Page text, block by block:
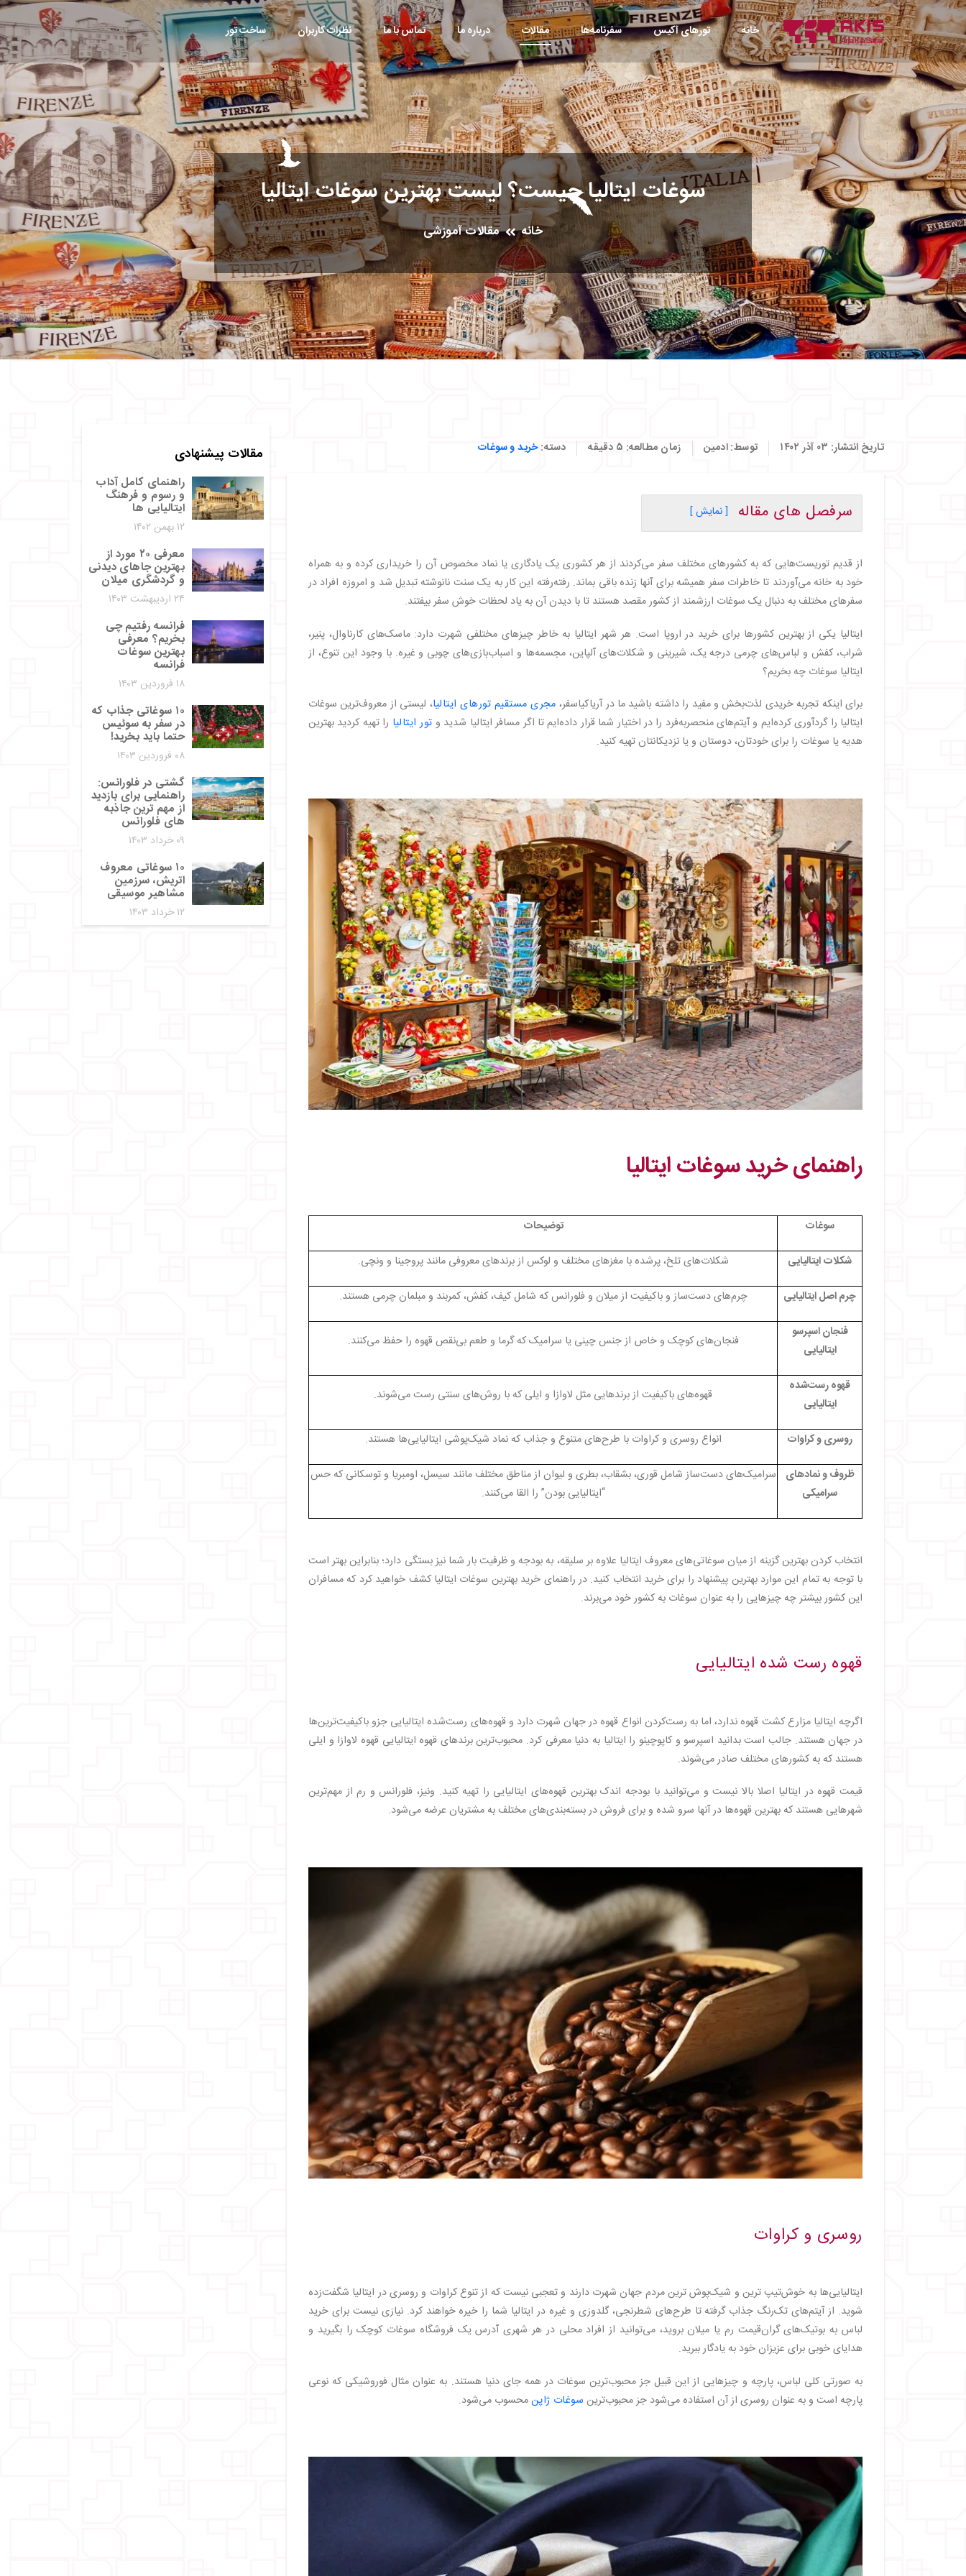
خانه تورهای آکیس سفرنامه‌ها مقالات درباره ما تماس با ما نظرات کاربران ساخت تور
سوغات ایتالیا چیست؟ لیست بهترین سوغات ایتالیا
خانه مقالات آموزشی
مقالات پیشنهادی
راهنمای کامل آداب‌
و رسوم و فرهنگ
ایتالیایی‌ ها
۱۲ بهمن ۱۴۰۲
معرفی ۲۰ مورد از
بهترین جاهای دیدنی
و گردشگری میلان
۲۴ اردیبهشت ۱۴۰۳
فرانسه رفتیم چی
بخریم؟ معرفی
بهترین سوغات
فرانسه
۱۸ فروردین ۱۴۰۳
۱۰ سوغاتی جذاب که
در سفر به سوئیس
حتما باید بخرید!
۰۸ فروردین ۱۴۰۳
گشتی در فلورانس:
راهنمایی برای بازدید
از مهم‌ ترین جاذبه‌
های فلورانس
۰۹ خرداد ۱۴۰۳
۱۰ سوغاتی معروف
اتریش، سرزمین
مشاهیر موسیقی
۱۲ خرداد ۱۴۰۳
تاریخ انتشار: ۰۳ آذر ۱۴۰۲ توسط:ادمین زمان مطالعه: ۵ دقیقه دسته:خرید و سوغات
سرفصل های مقاله
[ نمایش ]
・راهنمای خرید سوغات ایتالیا
قهوه رست‌ شده ایتالیایی
・ روسری و کراوات
・ ظروف و نمادهای سرامیکی
・ شکلات ایتالیایی
・چرم اصل ایتالیایی
・ فنجان اسپرسو ایتالیایی
・
بهترین سوغات هر شهر ایتالیا را کشف کنید
سوغات رم ایتالیا
・
پاستای دست‌ساز
・
کوکی و شیرینی
・ سرکه بالزامیک
سوغات میلان ایتالیا
سوغات ونیز ایتالیا
・
شیشه‌های رنگی مورانو
・کاغذهای مرمر ونیزی
・ماسک‌های ونیزی
・سوغات تورین ایتالیا
・نکات مهم خرید سوغات در ایتالیا
・شکلات‌های جیاندویا
・قهوه اسپرسو تورینی
・ایتالیا کشوری شگفت‌ انگیز برای عاشقان خرید
از قدیم توریست‌هایی که به کشورهای مختلف سفر می‌کردند از هر کشوری یک یادگاری یا نماد مخصوص آن را خریداری کرده و به همراه
خود به خانه می‌آوردند تا خاطرات سفر همیشه برای آنها زنده باقی بماند. رفته‌رفته این کار به یک سنت نانوشته تبدیل شد و امروزه افراد در
سفرهای مختلف به دنبال یک سوغات ارزشمند از کشور مقصد هستند تا با دیدن آن به یاد لحظات خوش سفر بیفتند.
ایتالیا یکی از بهترین کشورها برای خرید در اروپا است. هر شهر ایتالیا به‌ خاطر چیزهای مختلفی شهرت دارد: ماسک‌های کارناوال، پنیر،
شراب، کفش و لباس‌های چرمی درجه یک، شیرینی و شکلات‌های آلپاین، مجسمه‌ها و اسباب‌بازی‌های چوبی و غیره. با وجود این تنوع، از
ایتالیا سوغات چه بخریم؟
برای اینکه تجربه خریدی لذت‌بخش و مفید را داشته باشید ما در آریاکیاسفر، مجری مستقیم تورهای ایتالیا، لیستی از معروف‌ترین سوغات
ایتالیا را گردآوری کرده‌ایم و آیتم‌های منحصربه‌فرد را در اختیار شما قرار داده‌ایم تا اگر مسافر ایتالیا شدید و تور ایتالیا را تهیه کردید بهترین
هدیه یا سوغات را برای خودتان، دوستان و یا نزدیکانتان تهیه کنید.
راهنمای خرید سوغات ایتالیا
سوغات توضیحات
شکلات ایتالیایی شکلات‌های تلخ، پرشده با مغزهای مختلف و لوکس از برندهای معروفی مانند پروجینا و ونچی.
چرم اصل ایتالیایی چرم‌های دست‌ساز و باکیفیت از میلان و فلورانس که شامل کیف، کفش، کمربند و مبلمان چرمی هستند.
فنجان اسپرسو
ایتالیایی
فنجان‌های کوچک و خاص از جنس چینی یا سرامیک که گرما و طعم بی‌نقص قهوه را حفظ می‌کنند.
قهوه رست‌شده
ایتالیایی
قهوه‌های باکیفیت از برندهایی مثل لاوازا و ایلی که با روش‌های سنتی رست می‌شوند.
روسری و کراوات انواع روسری و کراوات با طرح‌های متنوع و جذاب که نماد شیک‌پوشی ایتالیایی‌ها هستند.
ظروف و نمادهای
سرامیکی
سرامیک‌های دست‌ساز شامل قوری، بشقاب، بطری و لیوان از مناطق مختلف مانند سیسل، اومبریا و توسکانی که حس
“ایتالیایی بودن” را القا می‌کنند.
انتخاب کردن بهترین گزینه از میان سوغاتی‌های معروف ایتالیا علاوه بر سلیقه، به بودجه و ظرفیت بار شما نیز بستگی دارد؛ بنابراین بهتر است
با توجه‌ به تمام این موارد بهترین پیشنهاد را برای خرید انتخاب کنید. در راهنمای خرید بهترین سوغات ایتالیا کشف خواهید کرد که مسافران
این کشور بیشتر چه چیزهایی را به‌ عنوان سوغات به کشور خود می‌برند.
قهوه رست‌ شده ایتالیایی
اگرچه ایتالیا مزارع کشت قهوه ندارد، اما به رست‌کردن انواع قهوه در جهان شهرت دارد و قهوه‌های رست‌شده ایتالیایی جزو باکیفیت‌ترین‌ها
در جهان هستند. جالب است بدانید اسپرسو و کاپوچینو را ایتالیا به دنیا معرفی کرد. محبوب‌ترین برندهای قهوه ایتالیایی قهوه لاوازا و ایلی
هستند که به کشورهای مختلف صادر می‌شوند.
قیمت قهوه در ایتالیا اصلا بالا نیست و می‌توانید با بودجه اندک بهترین قهوه‌های ایتالیایی را تهیه کنید. ونیز، فلورانس و رم از مهم‌ترین
شهرهایی هستند که بهترین قهوه‌ها در آنها سرو شده و برای فروش در بسته‌بندی‌های مختلف به مشتریان عرضه می‌شود.
روسری و کراوات
ایتالیایی‌ها به خوش‌تیپ‌ ترین و شیک‌پوش‌ ترین مردم جهان شهرت دارند و تعجبی نیست که از تنوع کراوات و روسری در ایتالیا شگفت‌زده
شوید. از آیتم‌های تک‌رنگ جذاب گرفته تا طرح‌های شطرنجی، گلدوزی و غیره در ایتالیا شما را خیره خواهند کرد. نیازی نیست برای خرید
لباس به بوتیک‌های گران‌قیمت رم یا میلان بروید، می‌توانید از افراد محلی در هر شهری آدرس یک فروشگاه سوغات کوچک را بگیرید و
هدایای خوبی برای عزیزان خود به یادگار ببرید.
به صورتی کلی لباس، پارچه و چیزهایی از این قبیل جز محبوب‌ترین سوغات در همه جای دنیا هستند. به عنوان مثال فوروشیکی که نوعی
پارچه است و به عنوان روسری از آن استفاده می‌شود جز محبوب‌ترین سوغات ژاپنمحسوب می‌شود.